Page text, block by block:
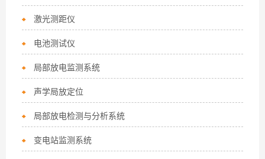
激光测距仪
电池测试仪
局部放电监测系统
声学局放定位
局部放电检测与分析系统
变电站监测系统